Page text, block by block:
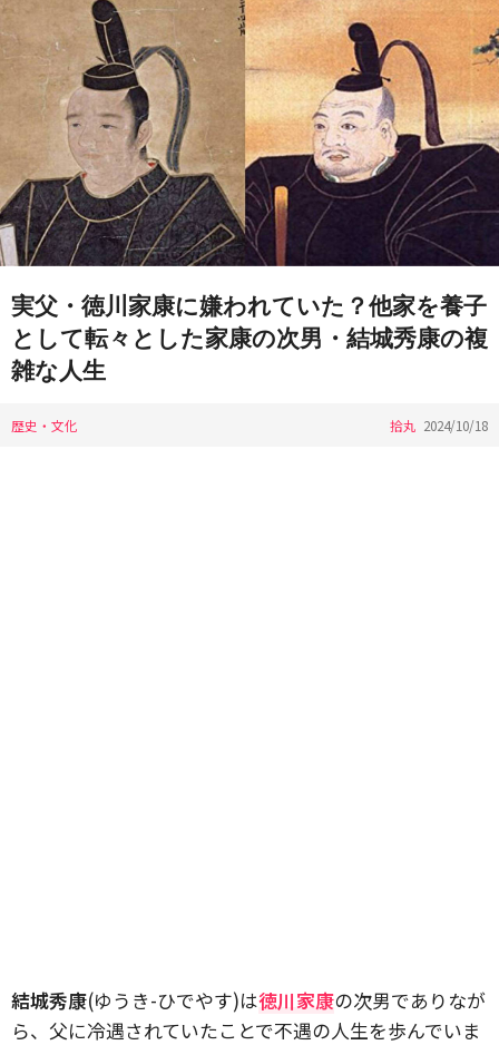
実父・徳川家康に嫌われていた？他家を養子
として転々とした家康の次男・結城秀康の複
雑な人生
歴史・文化 拾丸 2024/10/18
結城秀康(ゆうき-ひでやす)は徳川家康の次男でありなが
ら、父に冷遇されていたことで不遇の人生を歩んでいま